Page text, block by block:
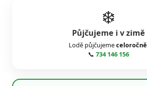
❄️
Půjčujeme i v zimě
Lodě půjčujemeceloročně
📞 734 146 156